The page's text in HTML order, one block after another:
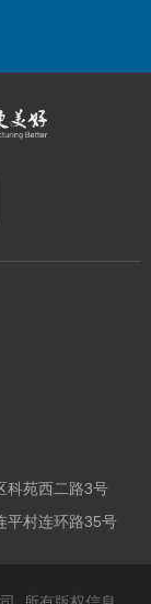
科苑西二路3号
平村连环路35号